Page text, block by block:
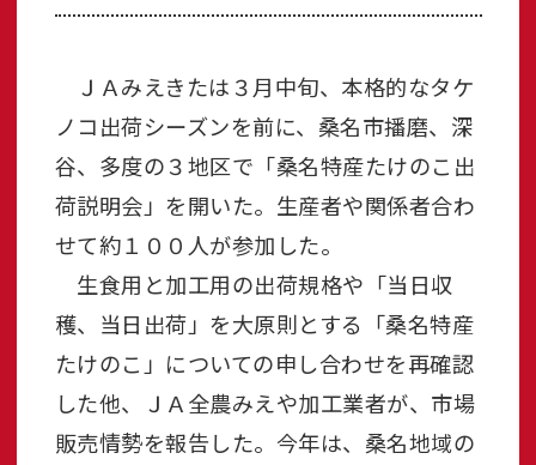
ＪＡみえきたは３月中旬、本格的なタケ
ノコ出荷シーズンを前に、桑名市播磨、深
谷、多度の３地区で「桑名特産たけのこ出
荷説明会」を開いた。生産者や関係者合わ
せて約１００人が参加した。
生食用と加工用の出荷規格や「当日収
穫、当日出荷」を大原則とする「桑名特産
たけのこ」についての申し合わせを再確認
した他、ＪＡ全農みえや加工業者が、市場
販売情勢を報告した。今年は、桑名地域の